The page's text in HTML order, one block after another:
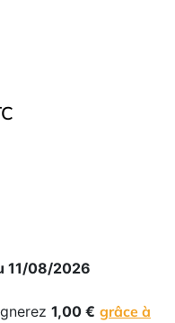
11/08/2026
1,00 € grâce à